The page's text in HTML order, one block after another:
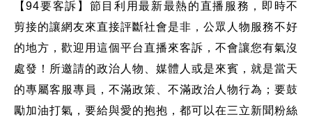
【94要客訴】節目利用最新最熱的直播服務，即時不
剪接的讓網友來直接評斷社會是非，公眾人物服務不好
的地方，歡迎用這個平台直播來客訴，不會讓您有氣沒
處發！所邀請的政治人物、媒體人或是來賓，就是當天
的專屬客服專員，不滿政策、不滿政治人物行為；要鼓
勵加油打氣，要給與愛的抱抱，都可以在三立新聞粉絲